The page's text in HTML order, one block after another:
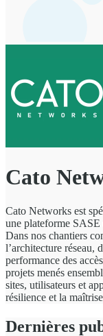
Cato
Cato Networks est
une plateforme SASE
Dans nos chantiers
l’architecture réseau,
performance des
projets menés
sites, utilisateurs et
résilience et la
Dernières